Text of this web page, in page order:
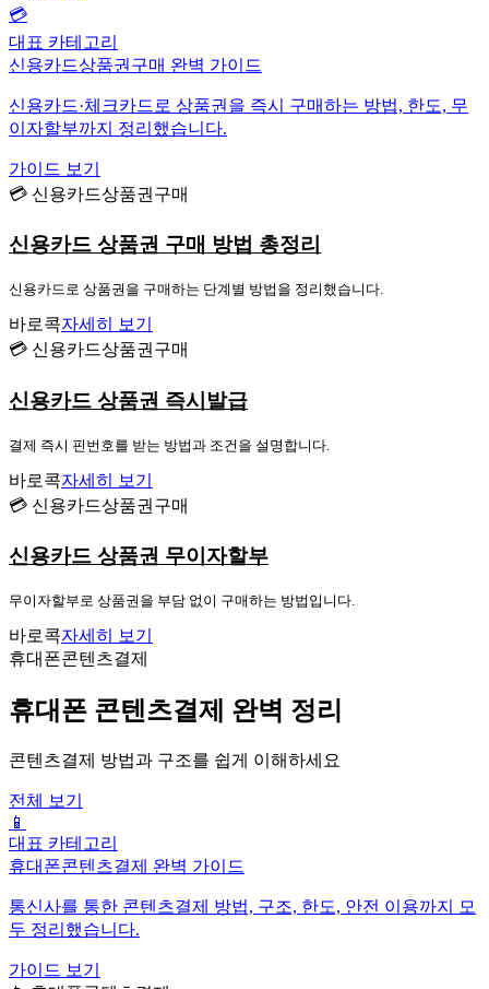
💳
대표 카테고리
신용카드상품권구매 완벽 가이드
신용카드·체크카드로 상품권을 즉시 구매하는 방법, 한도, 무
이자할부까지 정리했습니다.
가이드 보기
💳 신용카드상품권구매
신용카드 상품권 구매 방법 총정리
신용카드로 상품권을 구매하는 단계별 방법을 정리했습니다.
바로콕자세히 보기
💳 신용카드상품권구매
신용카드 상품권 즉시발급
결제 즉시 핀번호를 받는 방법과 조건을 설명합니다.
바로콕자세히 보기
💳 신용카드상품권구매
신용카드 상품권 무이자할부
무이자할부로 상품권을 부담 없이 구매하는 방법입니다.
바로콕자세히 보기
휴대폰콘텐츠결제
휴대폰 콘텐츠결제 완벽 정리
콘텐츠결제 방법과 구조를 쉽게 이해하세요
전체 보기
📱
대표 카테고리
휴대폰콘텐츠결제 완벽 가이드
통신사를 통한 콘텐츠결제 방법, 구조, 한도, 안전 이용까지 모
두 정리했습니다.
가이드 보기